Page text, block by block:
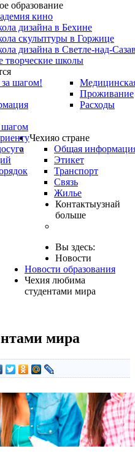
образование
кино
дизайна в Бехине
скульптуры в Горжице
дизайна в Светле-над-
творческие школы
шагом!
Проживание
Расходы
шагом
Чехияо стране
Общая
Этикет
Транспорт
Связь
Жилье
Контактыузнай
больше
Вы здесь:
Новости
Новости образования
Чехия любима
студентами мира
мира